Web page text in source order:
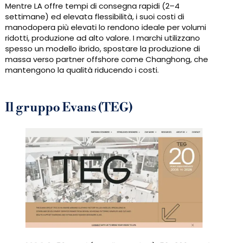
Mentre LA offre tempi di consegna rapidi (2–4
settimane) ed elevata flessibilità, i suoi costi di
manodopera più elevati lo rendono ideale per volumi
ridotti, produzione ad alto valore. I marchi utilizzano
spesso un modello ibrido, spostare la produzione di
massa verso partner offshore come Changhong, che
mantengono la qualità riducendo i costi.
Il gruppo Evans (TEG)